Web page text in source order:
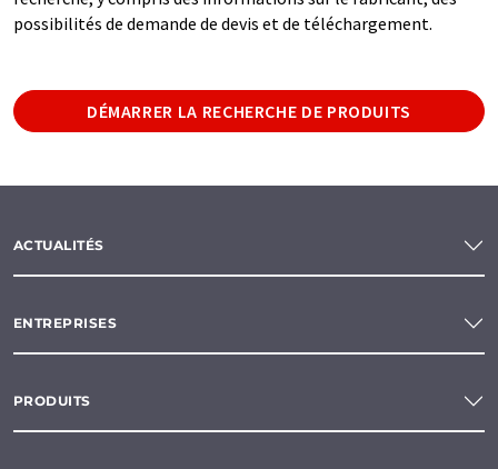
possibilités de demande de devis et de téléchargement.
DÉMARRER LA RECHERCHE DE PRODUITS
ACTUALITÉS
ENTREPRISES
PRODUITS